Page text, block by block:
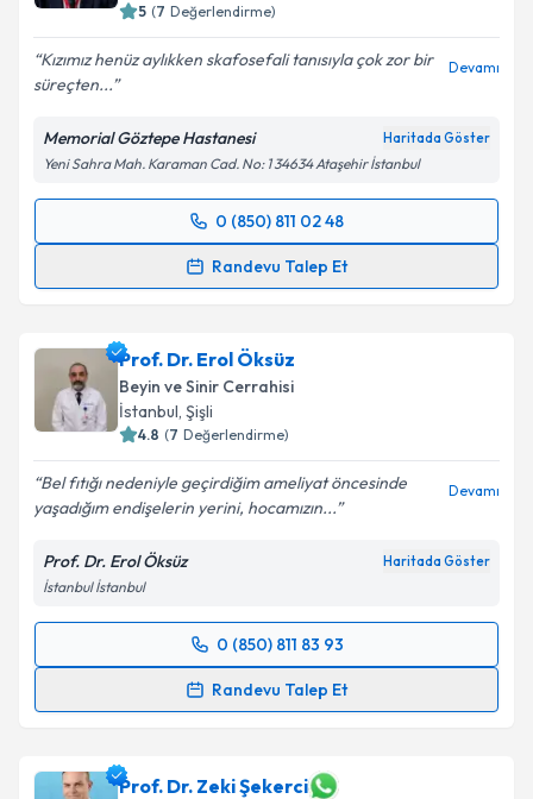
kapsamda işlenmesini kabul ediyorum.
Takvim Talebini Gönder
5 (7 Değerlendirme)
Kızımız henüz aylıkken skafosefali tanısıyla çok zor bir
süreçten...
Devamı
Memorial Göztepe Hastanesi Haritada Göster
Yeni Sahra Mah. Karaman Cad. No: 1 34634 Ataşehir İstanbul
0 (850) 811 02 48
Randevu Talep Et
Randevu Takvimi Talebi
takvim hazırlandığında e-posta ile bilgilendireceğiz.
E-posta Adresiniz
Kişisel verilerimin işlenmesine ilişkin
Metni
kapsamda işlenmesini kabul ediyorum.
Takvim Talebini Gönder
Prof. Dr. Erol Öksüz
Beyin ve Sinir Cerrahisi
İstanbul, Şişli
4.8 (7 Değerlendirme)
Bel fıtığı nedeniyle geçirdiğim ameliyat öncesinde
yaşadığım endişelerin yerini, hocamızın...
Devamı
Prof. Dr. Erol Öksüz Haritada Göster
İstanbul İstanbul
0 (850) 811 83 93
Randevu Talep Et
Randevu Takvimi Talebi
takvim hazırlandığında e-posta ile bilgilendireceğiz.
Prof. Dr. Zeki Şekerci